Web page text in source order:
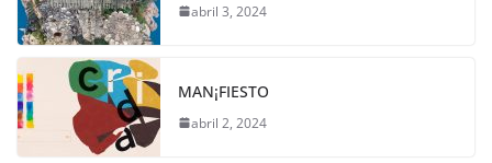
abril 3, 2024
MAN¡FIESTO
abril 2, 2024